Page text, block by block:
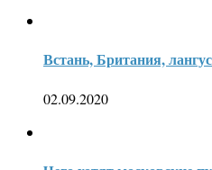
Встань, Британия,
02.09.2020